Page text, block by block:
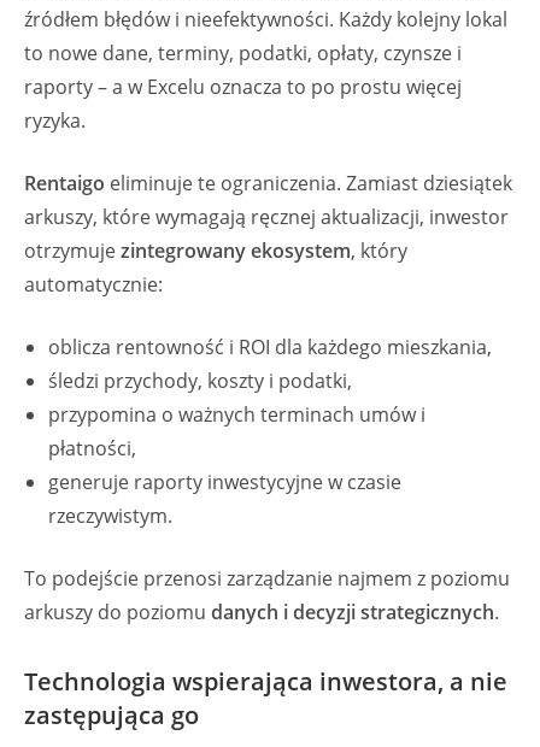
źródłem błędów i nieefektywności. Każdy kolejny lokal
to nowe dane, terminy, podatki, opłaty, czynsze i
raporty – a w Excelu oznacza to po prostu więcej
ryzyka.
Rentaigo eliminuje te ograniczenia. Zamiast dziesiątek
arkuszy, które wymagają ręcznej aktualizacji, inwestor
otrzymujezintegrowany ekosystem, który
automatycznie:
oblicza rentowność i ROI dla każdego mieszkania,
śledzi przychody, koszty i podatki,
przypomina o ważnych terminach umów i
płatności,
generuje raporty inwestycyjne w czasie
rzeczywistym.
To podejście przenosi zarządzanie najmem z poziomu
arkuszy do poziomu danych i decyzji strategicznych.
Technologia wspierająca inwestora, a nie
zastępująca go